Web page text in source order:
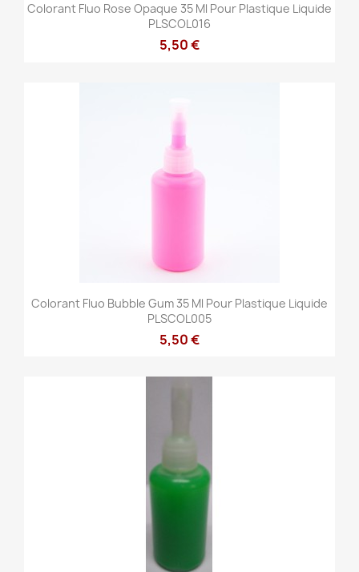
Colorant Fluo Rose Opaque 35 Ml Pour Plastique Liquide
PLSCOL016
5,50 €
Colorant Fluo Bubble Gum 35 Ml Pour Plastique Liquide
PLSCOL005
5,50 €